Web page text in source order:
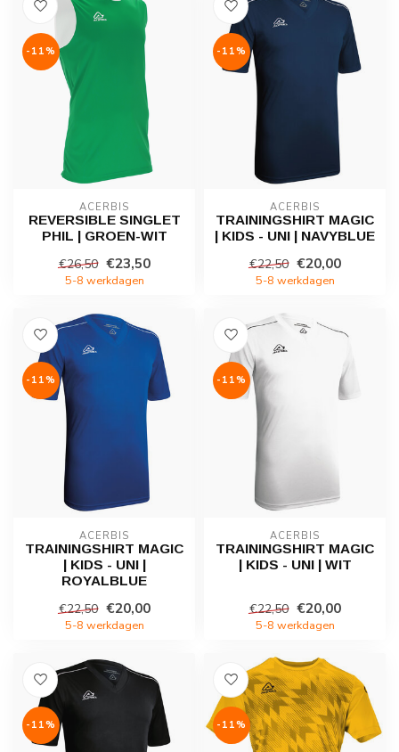
-11%
ACERBIS
REVERSIBLE SINGLET
PHIL | GROEN-WIT
€26,50 €23,50
5-8 werkdagen
-11%
ACERBIS
TRAININGSHIRT MAGIC
| KIDS - UNI | NAVYBLUE
€22,50 €20,00
5-8 werkdagen
-11%
ACERBIS
TRAININGSHIRT MAGIC
| KIDS - UNI |
ROYALBLUE
€22,50 €20,00
5-8 werkdagen
-11%
ACERBIS
TRAININGSHIRT MAGIC
| KIDS - UNI | WIT
€22,50 €20,00
5-8 werkdagen
-11% -11%